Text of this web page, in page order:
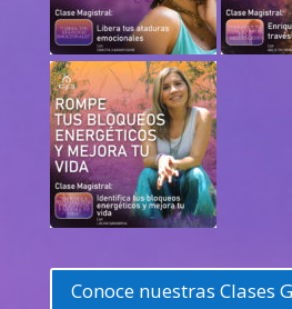
Conoce nuestras Clases